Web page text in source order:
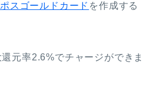
スゴールドカード を作成する
元率2.6%でチャージができま